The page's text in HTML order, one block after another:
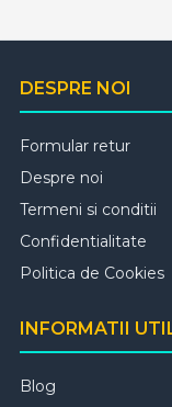
DESPRE NOI
Formular retur
Despre noi
Termeni si conditii
Confidentialitate
Politica de Cookies
INFORMATII
Blog